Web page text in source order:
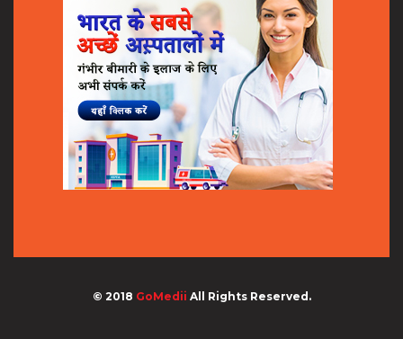
© 2018 GoMedii All Rights Reserved.